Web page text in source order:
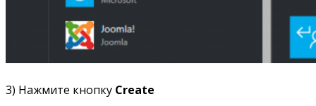
3) Нажмите кнопку Create